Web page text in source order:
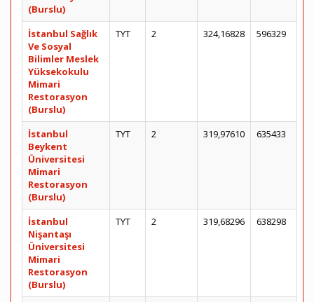
(Burslu)
İstanbul Sağlık
Ve Sosyal
Bilimler Meslek
Yüksekokulu
Mimari
Restorasyon
(Burslu)
TYT 2 324,16828 596329
İstanbul
Beykent
Üniversitesi
Mimari
Restorasyon
(Burslu)
TYT 2 319,97610 635433
İstanbul
Nişantaşı
Üniversitesi
Mimari
Restorasyon
(Burslu)
TYT 2 319,68296 638298